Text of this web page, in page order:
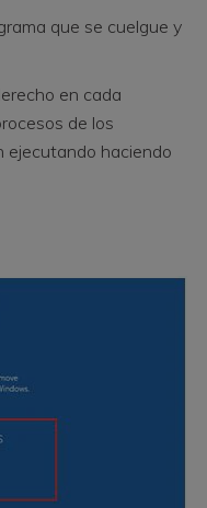
que se cuelgue y
en cada
de los
ejecutando haciendo